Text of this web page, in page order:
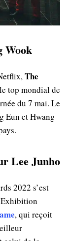
Wook
The
top mondial de
du 7 mai. Le
Eun et Hwang
Lee Junho
2022 s’est
, qui reçoit